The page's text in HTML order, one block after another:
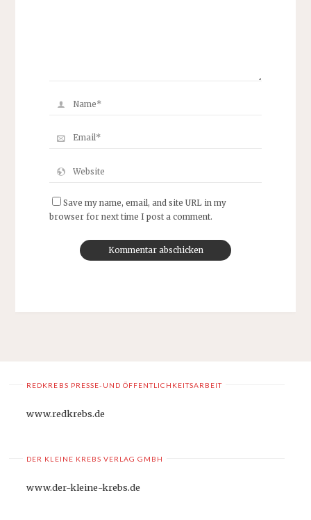
Save my name, email, and site URL in my
browser for next time I post a comment.
REDKREBS PRESSE-UND ÖFFENTLICHKEITSARBEIT
www.redkrebs.de
DER KLEINE KREBS VERLAG GMBH
www.der-kleine-krebs.de